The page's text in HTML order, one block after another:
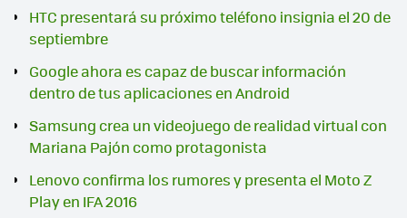
HTC presentará su próximo teléfono insignia el 20 de
septiembre
Google ahora es capaz de buscar información
dentro de tus aplicaciones en Android
Samsung crea un videojuego de realidad virtual con
Mariana Pajón como protagonista
Lenovo confirma los rumores y presenta el Moto Z
Play en IFA 2016